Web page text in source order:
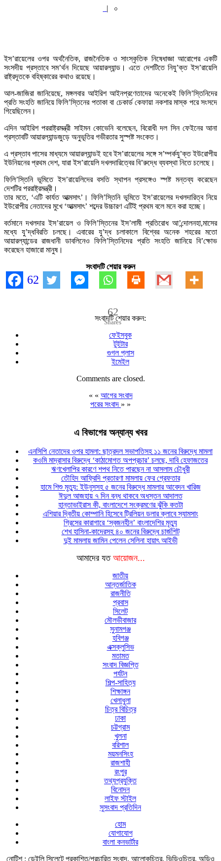
|
০
ইস’রায়েলের ওপর অর্থনৈতিক, রাজনৈতিক ও সাংস্কৃতিক নিষেধাজ্ঞা আরোপের একটি
সংসদীয় প্রস্তাবে সম’র্থন দিয়েছে আয়ারল্যান্ড। এতে দেশটিতে নিযু’ক্ত ইস’রায়েলি
রাষ্ট্রদূতকে বহিষ্কারের কথাও রয়েছে।
আল-জাজিরা জানিয়েছে, মঙ্গলবার আইরিশ আইনপ্রণেতাদের অনেকেই ফিলি’স্তিনিদের
প্রতি সংহতি জানিয়ে ফিলি’স্তিনের পতাকা বা চেকার্ড কেফায়া নকশার মাস্ক পরে সংসদে
গিয়েছিলেন।
এদিন আইরিশ পররাষ্ট্রমন্ত্রী সাইমন কোভেনি বলেছেন, বিরোধী দল সিন ফেইনের আনা
প্রস্তাবটি আয়ারল্যান্ডজুড়ে অনুভূতির গভীরতার সুস্পষ্ট সংকেত।
এ প্রস্তাব পাসের মাধ্যমে আয়ারল্যান্ডই হবে ইস’রায়েলের সঙ্গে স’ম্পর্কযু’ক্ত ইউরোপীয়
ইউনিয়নের প্রথম দেশ, যারা ইস’রায়েলি দখলদারিত্বের বি’রুদ্ধে ব্যবস্থা নিতে চলেছে।
ফিলি’স্তিনি ভূমিতে ইস’রায়েলিদের বসতি স্থাপন প্রসঙ্গেও স্পষ্ট মন্তব্য করেছেন
দেশটির পররাষ্ট্রমন্ত্রী।
তার মতে, ‘এটি কার্যত আত্মসাৎ’। ফিলি’স্তিনি ভূমিতে ইস’রায়েলের দখলদারিত্ব নিয়ে
ইউরোপীয় নেতাদের মুখে ‘আত্মসাৎ’ শব্দের উচ্চারণ এটিই প্রথম বলে মনে করা হচ্ছে।
বর্তমানে দখলদার ইস’রায়েল ও ফিলি’স্তিনের ইস’লামী প্রতিরোধ আ’ন্দোলনহা,মাসের
মধ্যে যু’দ্ধবিরতি চলছে। এবারের যু’দ্ধ চলাকালে বিশ্বের অনেক শহরের মতো
আয়ারল্যান্ডের রাজধানী ডাবলিনেও ফিলি’স্তিনিদের প্রতি সংহতি জানিয়ে বি’ক্ষোভ
করেছেন হাজারো মানুষ।
সংবাদটি শেয়ার করুন
62
62
Shares
সংবাদটি শেয়ার করুন:
ফেইসবুক
টুইটার
গুগল প্লাস
ইমেইল
Comments are closed.
« « আগের সংবাদ
পরের সংবাদ » »
এ বিভাগের অন্যান্য খবর
এনসিপি নেতাদের ওপর হামলা: ছাত্রদল সভাপতিসহ ১১ জনের বিরুদ্ধে মামলা
কওমি মাদ্রাসার বিরুদ্ধে ‘কাঠামোগত অপপ্রচার’ চলছে, দাবি হেফাজতের
ঋণখেলাপির কারণে শপথ নিতে পারছেন না আসলাম চৌধুরী
তৌহিদ আফ্রিদি প্রতারণা মামলায় ফের গ্রেফতার
হামে শিশু মৃত্যু: ইউনূসসহ ৫ জনের বিরুদ্ধে মামলার আবেদন খারিজ
ঈদুল আজহায় ৭ দিন বন্ধ থাকবে অধস্তন আদালত
হান্তাভাইরাস কী, বাংলাদেশে সংক্রমণের ঝুঁকি কতটা
এশিয়ার দ্বিতীয় কোম্পানি হিসেবে ট্রিলিয়ন ডলার ক্লাবে স্যামসাং
গ্রিসের কারাগারে ‘স্বজনহীন’ বাংলাদেশির মৃত্যু
শেখ হাসিনা-কাদেরসহ ৪০ জনের বিরুদ্ধে চার্জশিট
দুই মামলায় জামিন পেলেন সেলিনা হায়াৎ আইভী
আমাদের যত আয়োজন...
জাতীয়
আন্তর্জাতিক
রাজনীতি
প্রবাস
সিলেট
মৌলভীবাজার
সুনামগঞ্জ
হবিগঞ্জ
এক্সক্লুসিভ
মতামত
সংবাদ বিজ্ঞপ্তি
পর্যটন
শিল্প-সাহিত্য
শিক্ষাঙ্গন
খেলাধুলা
চিত্র বিচিত্র
ঢাকা
চট্টগ্রাম
খুলনা
বরিশাল
ময়মনসিংহ
রাজশাহী
রংপুর
তথ্যপ্রযুক্তি
বিনোদন
লাইফ স্টাইল
সুসংবাদ প্রতিদিন
হোম
যোগাযোগ
বাংলা কনভার্টার
নোটিশ : ডেইলি সিলেটে প্রকাশিত/প্রচারিত সংবাদ, আলোকচিত্র, ভিডিওচিত্র, অডিও